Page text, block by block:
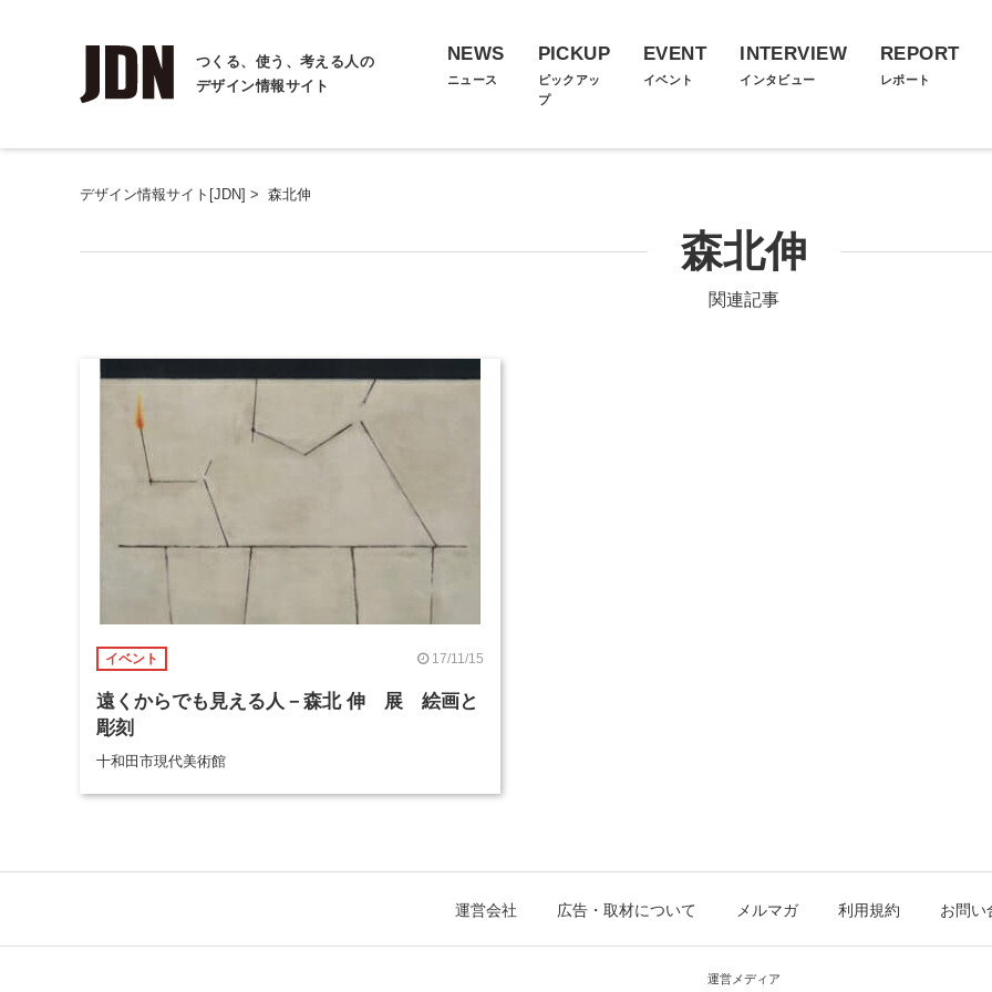
つくる、使う、考える人の
デザイン情報サイト
NEWS
ニュース
PICKUP
ピックアッ
プ
EVENT
イベント
INTERVIEW
インタビュー
REPORT
レポート
デザイン情報サイト[JDN] > 森北伸
森北伸
関連記事
イベント 17/11/15
遠くからでも見える人－森北 伸 展 絵画と
彫刻
十和田市現代美術館
運営会社 広告・取材について メルマガ 利用規約 お問い
運営メディア